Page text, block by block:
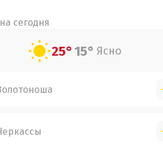
сегодня
25°15° Ясно